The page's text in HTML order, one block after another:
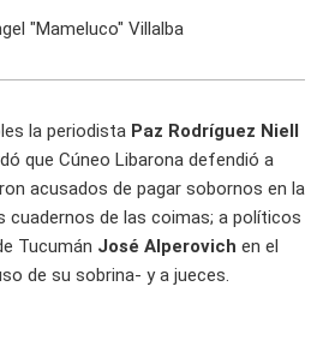
"Mameluco" Villalba
la periodista Paz Rodríguez Niell
que Cúneo Libarona defendió a
acusados de pagar sobornos en la
cuadernos de las coimas; a políticos
Tucumán José Alperovich en el
de su sobrina- y a jueces.